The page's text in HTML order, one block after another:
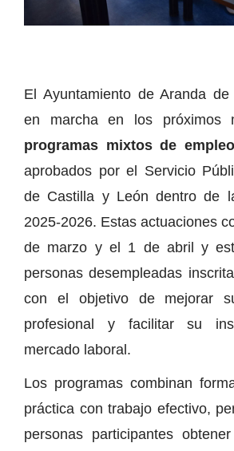
El Ayuntamiento de Aranda
en marcha en los próximos
programas mixtos de
aprobados por el Servicio
de Castilla y León dentro de
2025-2026. Estas actuaciones
de marzo y el 1 de abril y
personas desempleadas
con el objetivo de mejorar
profesional y facilitar su
mercado laboral.
Los programas combinan
práctica con trabajo efectivo,
personas participantes